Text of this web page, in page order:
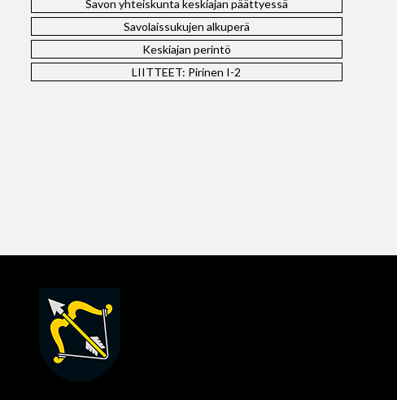
Savon yhteiskunta keskiajan päättyessä
Savolaissukujen alkuperä
Keskiajan perintö
LIITTEET: Pirinen I-2